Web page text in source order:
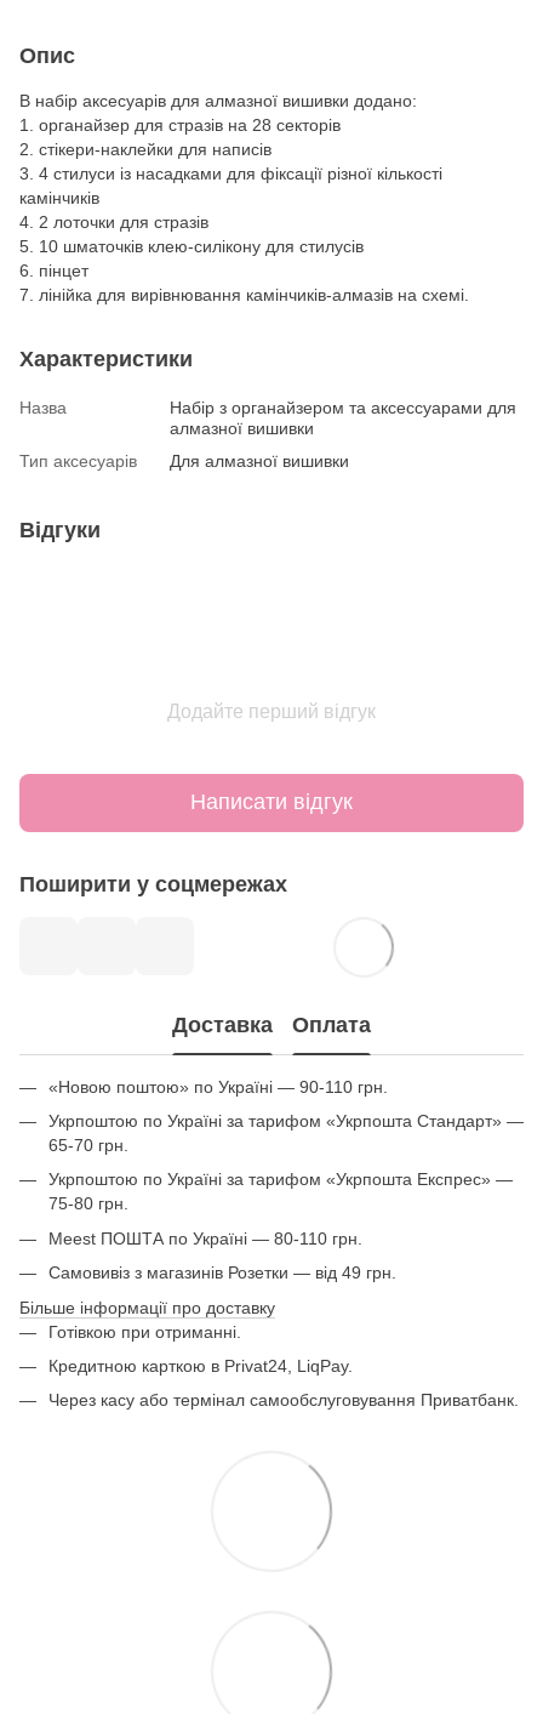
Опис
В набір аксесуарів для алмазної вишивки додано:
1. органайзер для стразів на 28 секторів
2. стікери-наклейки для написів
3. 4 стилуси із насадками для фіксації різної кількості
камінчиків
4. 2 лоточки для стразів
5. 10 шматочків клею-силікону для стилусів
6. пінцет
7. лінійка для вирівнювання камінчиків-алмазів на схемі.
Характеристики
Назва
Набір з органайзером та аксессуарами для
алмазної вишивки
Тип аксесуарів
Для алмазної вишивки
Відгуки
Додайте перший відгук
Написати відгук
Поширити у соцмережах
Доставка Оплата
«Новою поштою» по Україні — 90-110 грн.
Укрпоштою по Україні за тарифом «Укрпошта Стандарт» —
65-70 грн.
Укрпоштою по Україні за тарифом «Укрпошта Експрес» —
75-80 грн.
Meest ПОШТА по Україні — 80-110 грн.
Самовивіз з магазинів Розетки — від 49 грн.
Більше інформації про доставку
Готівкою при отриманні.
Кредитною карткою в Privat24, LiqPay.
Через касу або термінал самообслуговування Приватбанк.